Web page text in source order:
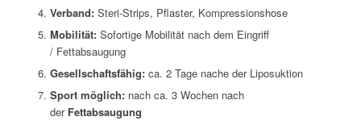
Verband:Steri-Strips, Pflaster, Kompressionshose
Mobilität:Sofortige Mobilität nach dem Eingriff
/ Fettabsaugung
Gesellschaftsfähig:ca. 2 Tage nache der Liposuktion
Sport möglich:nach ca. 3 Wochen nach
der Fettabsaugung